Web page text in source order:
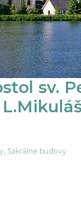
sv.
Sakrálne budovy